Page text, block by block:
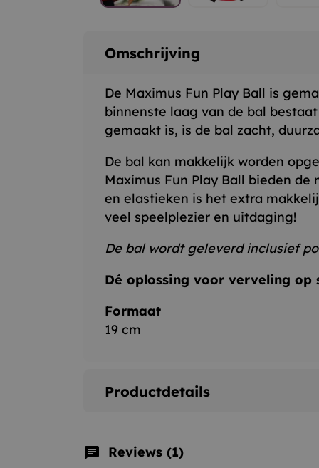
Omschrijving
De Maximus Fun Play Ball is
binnenste laag van de bal
gemaakt is, is de bal zacht,
De bal kan makkelijk worden
Maximus Fun Play Ball bieden
en elastieken is het extra
veel speelplezier en uitdaging!
De bal wordt geleverd inclusief
Dé oplossing voor verveling op
Formaat
19 cm
Productdetails
chat Reviews (1)